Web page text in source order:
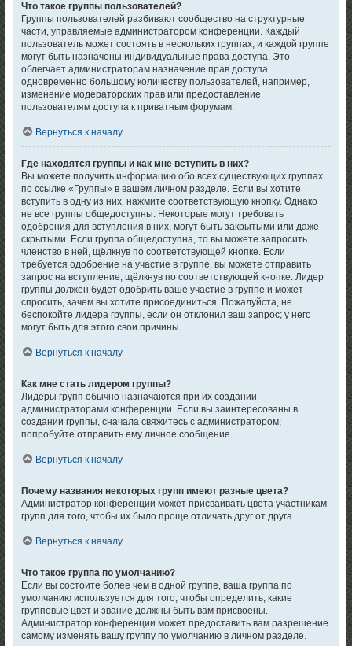
Что такое группы пользователей?
Группы пользователей разбивают сообщество на структурные
части, управляемые администратором конференции. Каждый
пользователь может состоять в нескольких группах, и каждой группе
могут быть назначены индивидуальные права доступа. Это
облегчает администраторам назначение прав доступа
одновременно большому количеству пользователей, например,
изменение модераторских прав или предоставление
пользователям доступа к приватным форумам.
Вернуться к началу
Где находятся группы и как мне вступить в них?
Вы можете получить информацию обо всех существующих группах
по ссылке «Группы» в вашем личном разделе. Если вы хотите
вступить в одну из них, нажмите соответствующую кнопку. Однако
не все группы общедоступны. Некоторые могут требовать
одобрения для вступления в них, могут быть закрытыми или даже
скрытыми. Если группа общедоступна, то вы можете запросить
членство в ней, щёлкнув по соответствующей кнопке. Если
требуется одобрение на участие в группе, вы можете отправить
запрос на вступление, щёлкнув по соответствующей кнопке. Лидер
группы должен будет одобрить ваше участие в группе и может
спросить, зачем вы хотите присоединиться. Пожалуйста, не
беспокойте лидера группы, если он отклонил ваш запрос; у него
могут быть для этого свои причины.
Вернуться к началу
Как мне стать лидером группы?
Лидеры групп обычно назначаются при их создании
администраторами конференции. Если вы заинтересованы в
создании группы, сначала свяжитесь с администратором;
попробуйте отправить ему личное сообщение.
Вернуться к началу
Почему названия некоторых групп имеют разные цвета?
Администратор конференции может присваивать цвета участникам
групп для того, чтобы их было проще отличать друг от друга.
Вернуться к началу
Что такое группа по умолчанию?
Если вы состоите более чем в одной группе, ваша группа по
умолчанию используется для того, чтобы определить, какие
групповые цвет и звание должны быть вам присвоены.
Администратор конференции может предоставить вам разрешение
самому изменять вашу группу по умолчанию в личном разделе.